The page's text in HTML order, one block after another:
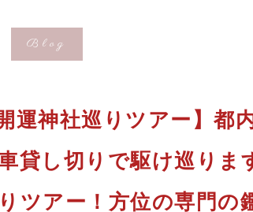
Blog
運神社巡りツアー】都
貸し切りで駆け巡りま
ツアー！方位の専門の